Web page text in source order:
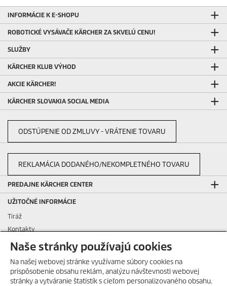
INFORMÁCIE K E-SHOPU
ROBOTICKÉ VYSÁVAČE KÄRCHER ZA SKVELÚ CENU!
SLUŽBY
KÄRCHER KLUB VÝHOD
AKCIE KÄRCHER!
KÄRCHER SLOVAKIA SOCIAL MEDIA
ODSTÚPENIE OD ZMLUVY - VRÁTENIE TOVARU
REKLAMÁCIA DODANÉHO/NEKOMPLETNÉHO TOVARU
PREDAJNE KÄRCHER CENTER
UŽITOČNÉ INFORMÁCIE
Tiráž
Kontakty
Podávanie oznámení
Všeobecné podmienky nájmu
Všeobecné podmienky dlhodobého nájmu
Naše stránky používajú cookies
Na našej webovej stránke využívame súbory cookies na
prispôsobenie obsahu reklám, analýzu návštevnosti webovej
stránky a vytváranie štatistík s cieľom personalizovaného obsahu.